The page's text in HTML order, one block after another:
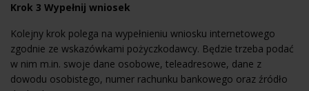
Krok 3 Wypełnij wniosek
Kolejny krok polega na wypełnieniu wniosku internetowego
zgodnie ze wskazówkami pożyczkodawcy. Będzie trzeba podać
w nim m.in. swoje dane osobowe, teleadresowe, dane z
dowodu osobistego, numer rachunku bankowego oraz źródło